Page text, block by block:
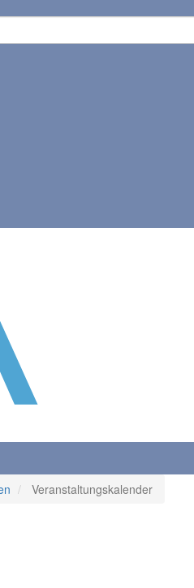
Veranstaltungskalender